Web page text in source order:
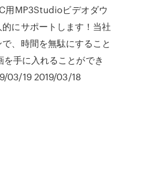
用MP3Studioビデオダウ
にサポートします！当社
、時間を無駄にすること
手に入れることができ
03/19 2019/03/18